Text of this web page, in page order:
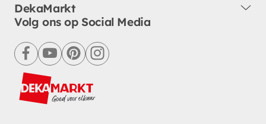
DekaMarkt
Volg ons op Social Media
facebookyoutubepinterestinstagram